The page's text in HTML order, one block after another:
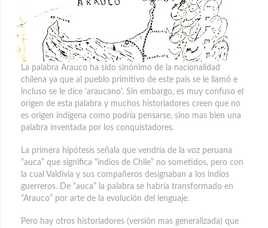
La palabra Arauco ha sido sinónimo de la nacionalidad
chilena ya que al pueblo primitivo de este pais se le llamó e
incluso se le dice 'araucano'. Sin embargo, es muy confuso el
origen de esta palabra y muchos historiadores creen que no
es origen indígena como podría pensarse, sino mas bien una
palabra inventada por los conquistadores.
La primera hipótesis señala que vendría de la voz peruana
“auca” que significa “indios de Chile” no sometidos, pero con
la cual Valdivia y sus compañeros designaban a los indios
guerreros. De “auca” la palabra se habría transformado en
“Arauco” por arte de la evolución del lenguaje.
Pero hay otros historiadores (versión mas generalizada) que